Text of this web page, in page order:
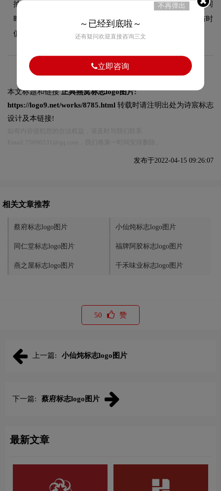
抽象的现代化演变趋势。每一次更新都紧跟时代审美潮流，同
时保持品牌核心识别元素的延续性，使品牌视觉形象始终与时
俱进，历久弥新。
本文标题和链接正典燕窝标志logo图片:
https://logo9.net/works/8785.html 转载时请注明出处为诗宸标志
设计及本链接!
发布于2022-04-15 09:26:07
相关文章推荐
蔡府标志logo图片 小仙炖标志logo图片
同仁堂标志logo图片 福牌阿胶标志logo图片
燕之屋标志logo图片 千禾味业标志logo图片
50 赞
上一篇: 小仙炖标志logo图片
下一篇: 蔡府标志logo图片
最新文章
不再弹出
～已经到底啦～
还有疑问欢迎直接咨询三文
立即咨询